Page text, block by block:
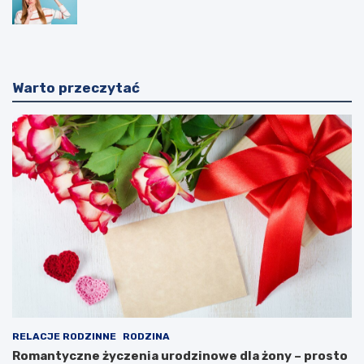
Warto przeczytać
RELACJE RODZINNE RODZINA
Romantyczne życzenia urodzinowe dla żony – prosto